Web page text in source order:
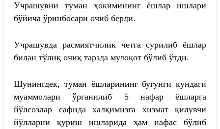
Учрашувни туман ҳокимининг ёшлар ишлари
бўйича ўринбосари очиб берди.
Учрашувда расмиятчилик четга сурилиб ёшлар
билан тўлиқ очиқ тарзда мулоқот бўлиб ўтди.
Шунингдек, туман ёшларининг бугунги кундаги
муаммолари ўрганилиб 5 нафар ёшларга
йўлсозлар сафида халқимизга хизмат қилувчи
йўлларни қуриш ишларида ҳам нафас бўлиб